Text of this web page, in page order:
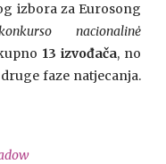
izbora za Eurosong
nacionalinė
13 izvođača, no
faze natjecanja.